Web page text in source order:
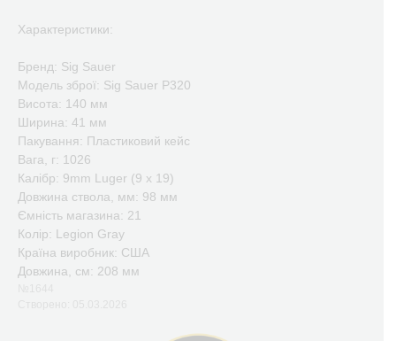
Характеристики:
Бренд: Sig Sauer
Модель зброї: Sig Sauer P320
Висота: 140 мм
Ширина: 41 мм
Пакування: Пластиковий кейс
Вага, г: 1026
Калібр: 9mm Luger (9 x 19)
Довжина ствола, мм: 98 мм
Ємність магазина: 21
Колір: Legion Gray
Країна виробник: США
Довжина, см: 208 мм